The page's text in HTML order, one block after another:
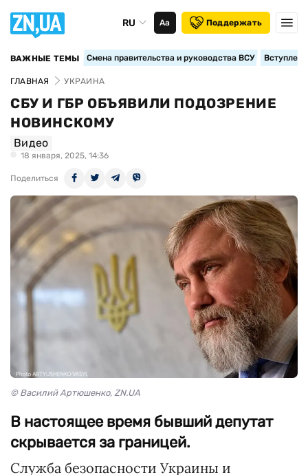
RU Аа Поддержать
ВАЖНЫЕ ТЕМЫ Смена правительства и руководства ВСУ
ГЛАВНАЯ УКРАИНА
СБУ И ГБР ОБЪЯВИЛИ ПОДОЗРЕНИЕ
НОВИНСКОМУ
Видео
18 января, 2025, 14:36
Поделиться
© Василий Артюшенко, ZN.UA
В настоящее время бывший депутат
скрывается за границей.
Служба безопасности Украины и